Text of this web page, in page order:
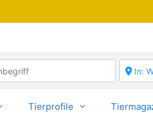
Tierprofile